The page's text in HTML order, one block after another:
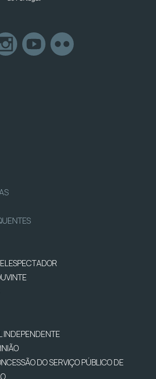
INDEPENDENTE
DO SERVIÇO PÚBLICO DE